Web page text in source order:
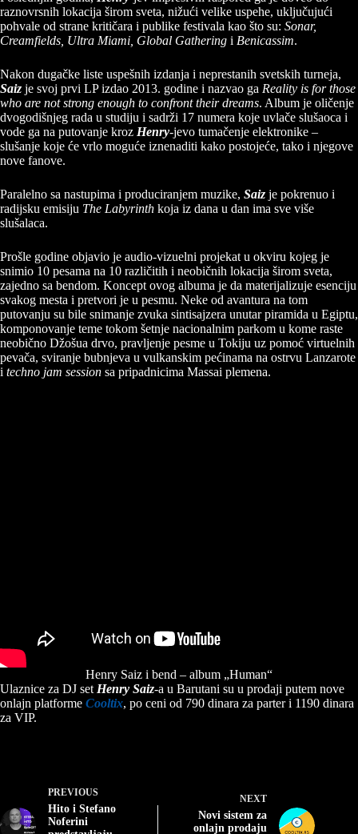
raznovrsnih lokacija širom sveta, nižući velike uspehe, uključujući
pohvale od strane kritičara i publike festivala kao što su: Sonar,
Creamfields, Ultra Miami, Global Gathering i Benicassim.
Nakon dugačke liste uspešnih izdanja i neprestanih svetskih turneja,
Saiz je svoj prvi LP izdao 2013. godine i nazvao ga Reality is for those
who are not strong enough to confront their dreams. Album je oličenje
dvogodišnjeg rada u studiju i sadrži 17 numera koje uvlače slušaoca i
vode ga na putovanje kroz Henry-jevo tumačenje elektronike –
slušanje koje će vrlo moguće iznenaditi kako postojeće, tako i njegove
nove fanove.
Paralelno sa nastupima i produciranjem muzike, Saiz je pokrenuo i
radijsku emisiju The Labyrinth koja iz dana u dan ima sve više
slušalaca.
Prošle godine objavio je audio-vizuelni projekat u okviru kojeg je
snimio 10 pesama na 10 različitih i neobičnih lokacija širom sveta,
zajedno sa bendom. Koncept ovog albuma je da materijalizuje esenciju
svakog mesta i pretvori je u pesmu. Neke od avantura na tom
putovanju su bile snimanje zvuka sintisajzera unutar piramida u Egiptu,
komponovanje teme tokom šetnje nacionalnim parkom u kome raste
neobično Džošua drvo, pravljenje pesme u Tokiju uz pomoć virtuelnih
pevača, sviranje bubnjeva u vulkanskim pećinama na ostrvu Lanzarote
i techno jam session sa pripadnicima Massai plemena.
Henry Saiz i bend – album „Human“
Ulaznice za DJ set Henry Saiz-a u Barutani su u prodaji putem nove
onlajn platforme Cooltix, po ceni od 790 dinara za parter i 1190 dinara
za VIP.
PREVIOUS
Hito i Stefano
Noferini
NEXT
Novi sistem za
onlajn prodaju